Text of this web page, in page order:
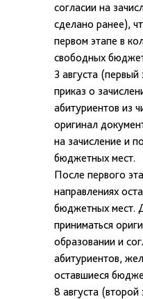
согласии на
сделано ранее),
первом этапе в
свободных
3 августа (первый
приказ о
абитуриентов из
оригинал
на зачисление и
бюджетных мест.
После первого
направлениях
бюджетных мест.
приниматься
образовании и
абитуриентов,
оставшиеся
8 августа (второй